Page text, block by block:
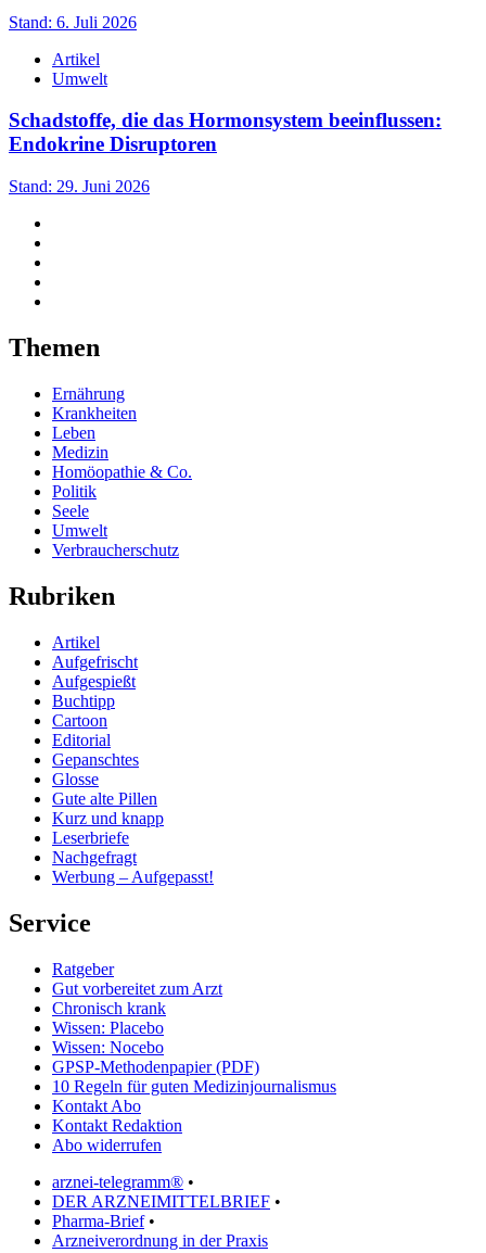
Stand: 6. Juli 2026
Artikel
Umwelt
Schadstoffe, die das Hormonsystem beeinflussen:
Endokrine Disruptoren
Stand: 29. Juni 2026
Themen
Ernährung
Krankheiten
Leben
Medizin
Homöopathie & Co.
Politik
Seele
Umwelt
Verbraucherschutz
Rubriken
Artikel
Aufgefrischt
Aufgespießt
Buchtipp
Cartoon
Editorial
Gepanschtes
Glosse
Gute alte Pillen
Kurz und knapp
Leserbriefe
Nachgefragt
Werbung – Aufgepasst!
Service
Ratgeber
Gut vorbereitet zum Arzt
Chronisch krank
Wissen: Placebo
Wissen: Nocebo
GPSP-Methodenpapier (PDF)
10 Regeln für guten Medizinjournalismus
Kontakt Abo
Kontakt Redaktion
Abo widerrufen
arznei-telegramm® •
DER ARZNEIMITTELBRIEF •
Pharma-Brief•
Arzneiverordnung in der Praxis